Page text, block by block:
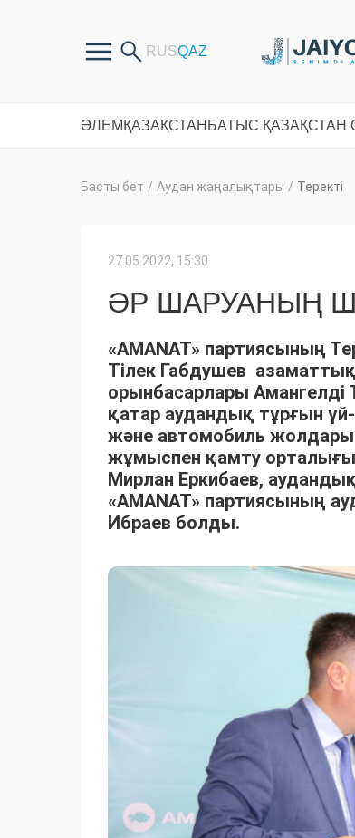
ӘЛЕМ ҚАЗАҚСТАН БАТЫС ҚАЗАҚСТАН
Басты бет / Аудан жаңалықтары / Теректі
27.05.2022, 15:30
ӘР ШАРУАНЫҢ
«AMANAT» партиясының
Тілек Габдушев
орынбасарлары
қатар аудандық тұрғын
және автомобиль
жұмыспен қамту
Мирлан Еркибаев,
«AMANAT» партиясының
Ибраев болды.